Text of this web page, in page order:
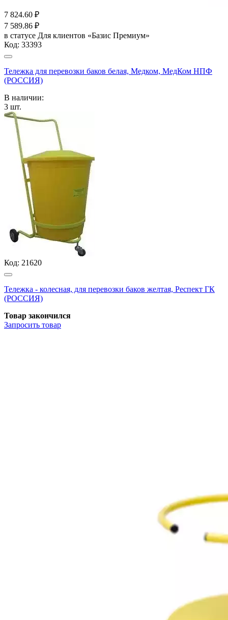
7 824.60 ₽
7 589.86 ₽
в статусе Для клиентов «Базис Премиум»
Код: 33393
Тележка для перевозки баков белая, Медком, МедКом НПФ
(РОССИЯ)
В наличии:
3 шт.
Код: 21620
Тележка - колесная, для перевозки баков желтая, Респект ГК
(РОССИЯ)
Товар закончился
Запросить товар